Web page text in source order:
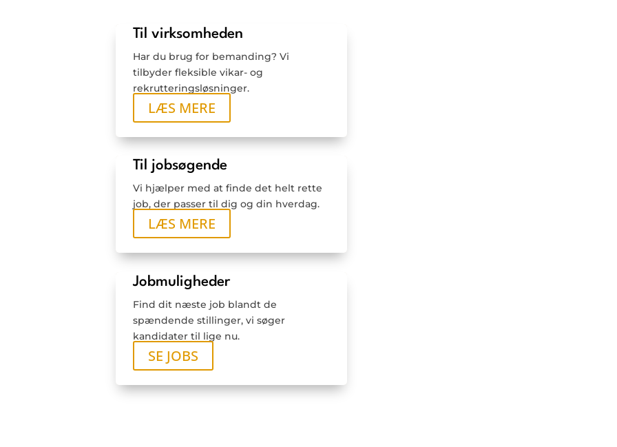
Til virksomheden
Har du brug for bemanding? Vi
tilbyder fleksible vikar- og
rekrutteringsløsninger.
LÆS MERE
Til jobsøgende
Vi hjælper med at finde det helt rette
job, der passer til dig og din hverdag.
LÆS MERE
Jobmuligheder
Find dit næste job blandt de
spændende stillinger, vi søger
kandidater til lige nu.
SE JOBS